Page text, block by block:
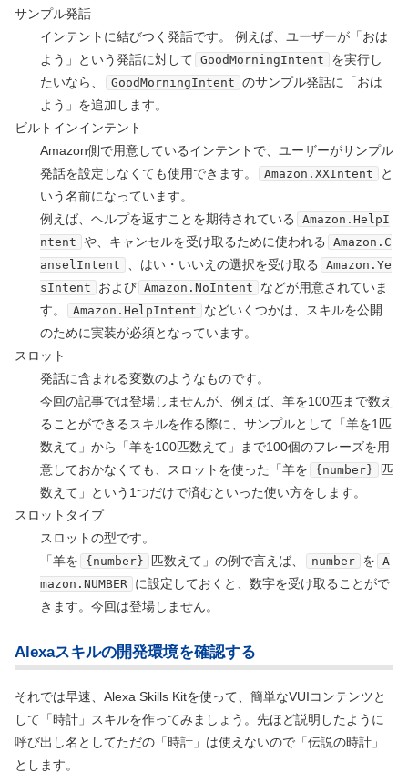
サンプル発話
インテントに結びつく発話です。 例えば、ユーザーが「おは
よう」という発話に対して GoodMorningIntent
を実行し
たいなら、
GoodMorningIntent のサンプル発話に「おは
よう」を追加します。
ビルトインインテント
Amazon側で用意しているインテントで、ユーザーがサンプル
発話を設定しなくても使用できます。
Amazon. XXIntent
と
いう名前になっています。
例えば、ヘルプを返すことを期待されている
Amazon.HelpI
ntent や、キャンセルを受け取るために使われる
Amazon.C
anselIntent
、はい・いいえの選択を受け取る
Amazon.Ye
sIntent
および Amazon.NoIntent
などが用意されていま
す。
Amazon.HelpIntent
などいくつかは、スキルを公開
のために実装が必須となっています。
スロット
発話に含まれる変数のようなものです。
今回の記事では登場しませんが、例えば、羊を100匹まで数え
ることができるスキルを作る際に、サンプルとして「羊を1匹
数えて」から「羊を100匹数えて」まで100個のフレーズを用
意しておかなくても、スロットを使った「羊を
{number}
匹
数えて」という1つだけで済むといった使い方をします。
スロットタイプ
スロットの型です。
「羊を
{number} 匹数えて」の例で言えば、 number を A
mazon.NUMBER に設定しておくと、数字を受け取ることがで
きます。今回は登場しません。
Alexaスキルの開発環境を確認する
それでは早速、Alexa Skills Kitを使って、簡単なVUIコンテンツと
して「時計」スキルを作ってみましょう。先ほど説明したように
呼び出し名としてただの「時計」は使えないので「伝説の時計」
とします。